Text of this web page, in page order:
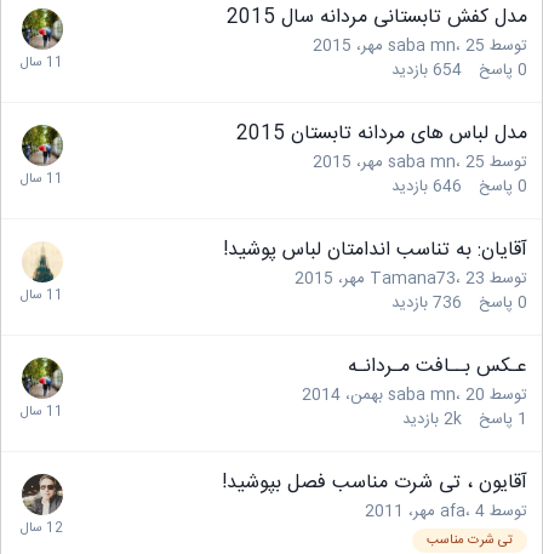
مدل کفش تابستانی مردانه سال 2015
توسط saba mn ،25 مهر، 2015
0پاسخ 654بازدید
مدل لباس های مردانه تابستان 2015
توسط saba mn ،25 مهر، 2015
0پاسخ 646بازدید
آقایان: به تناسب اندامتان لباس پوشید!
توسط Tamana73 ،23 مهر، 2015
0پاسخ 736بازدید
عـکس بــافت مـردانـه
توسط saba mn ،20 بهمن، 2014
پاسخ 2kبازدید
آقایون ، تی شرت مناسب فصل بپوشید!
توسط afa ،4 مهر، 2011
تی شرت مناسب